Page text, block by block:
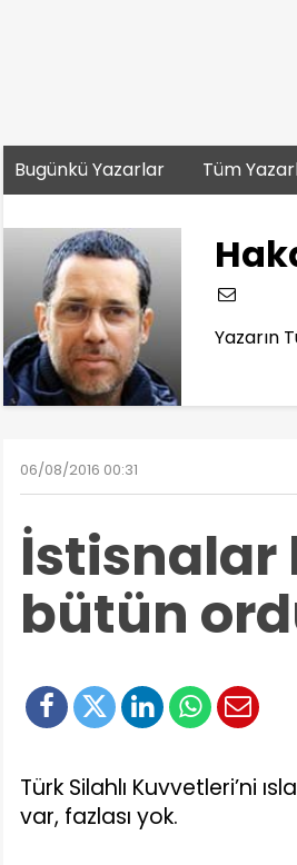
Bugünkü Yazarlar Tüm
Yazarın
06/08/2016 00:31
İstisnalar
bütün
Türk Silahlı Kuvvetleri’ni
var, fazlası yok.